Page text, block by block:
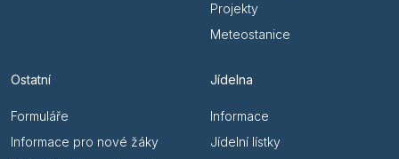
Projekty
Meteostanice
Ostatní
Formuláře
Informace pro nové žáky
Jídelna
Informace
Jídelní lístky